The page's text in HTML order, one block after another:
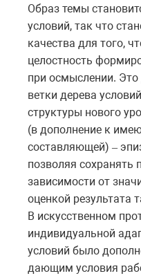
Образ темы
условий, так что
качества для того,
целостность
при осмыслении. Это
ветки дерева
структуры нового
(в дополнение к
составляющей) –
позволяя сохранять
зависимости от
оценкой результата
В искусственном
индивидуальной
условий было
дающим условия